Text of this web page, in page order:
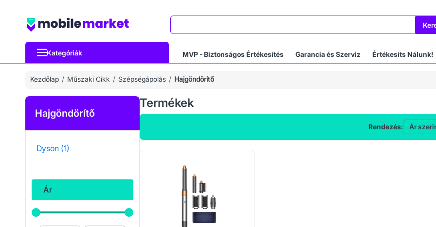
Kategóriák MVP - Biztonságos Értékesítés Garancia és Szerviz Értékesíts Nálunk!
Kezdőlap Műszaki Cikk Szépségápolás Hajgöndörítő
Hajgöndörítő
Dyson (1)
Ár
Termékek
Rendezés: